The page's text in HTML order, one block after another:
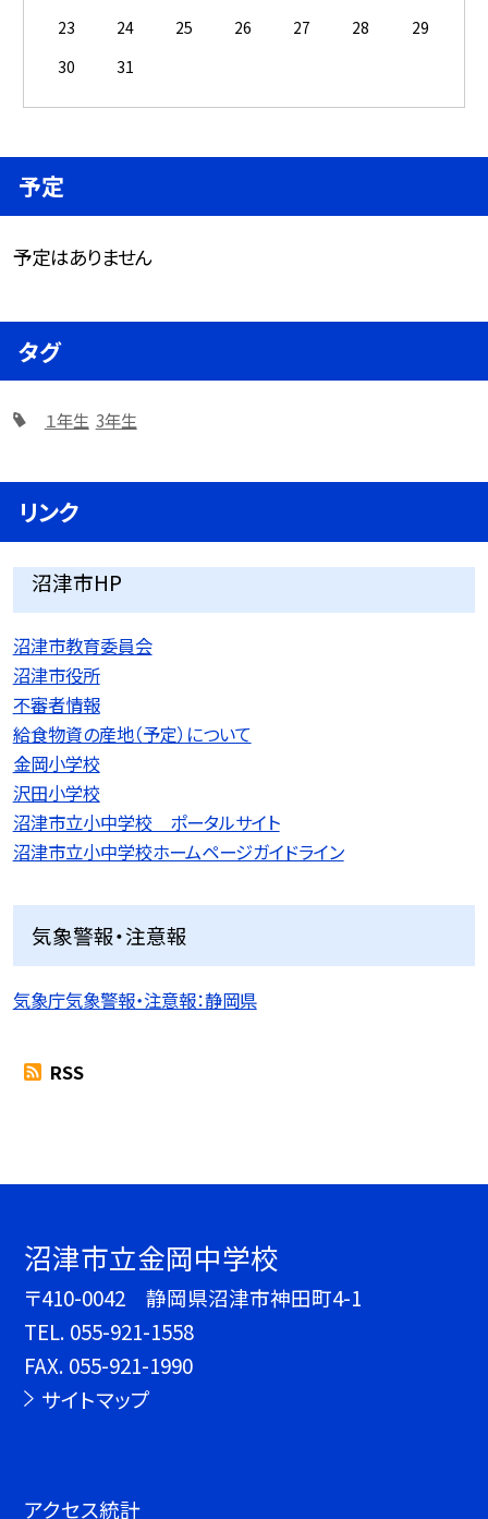
23
24 25 26 27 28
29
30
31
予定
予定はありません
タグ
１年生 3年生
リンク
沼津市HP
沼津市教育委員会
沼津市役所
不審者情報
給食物資の産地（予定）について
金岡小学校
沢田小学校
沼津市立小中学校 ポータルサイト
沼津市立小中学校ホームページガイドライン
気象警報・注意報
気象庁気象警報・注意報：静岡県
RSS
沼津市立金岡中学校
〒410-0042 静岡県沼津市神田町4-1
TEL. 055-921-1558
FAX. 055-921-1990
サイトマップ
アクセス統計